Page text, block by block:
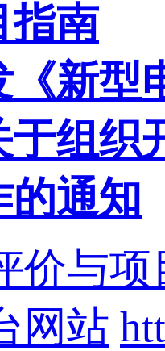
指南
《新型
于组织
的通知
价与
网站